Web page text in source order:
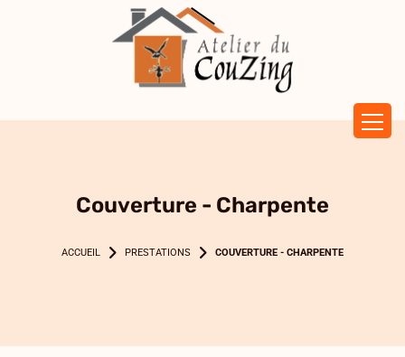
Couverture - Charpente
PRESTATIONS COUVERTURE - CHARPENTE
Panneau de gestion des cookies